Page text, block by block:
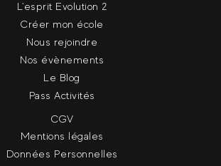
L'esprit Evolution 2
Créer mon école
Nous rejoindre
Nos évènements
Le Blog
Pass Activités
CGV
Mentions légales
Données Personnelles